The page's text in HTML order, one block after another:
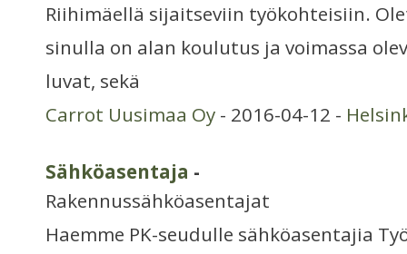
Riihimäellä sijaitseviin työkohteisiin.
sinulla on alan koulutus ja voimassa
luvat, sekä
Carrot Uusimaa Oy - 2016-04-12 -
Sähköasentaja -
Rakennussähköasentajat
Haemme PK-seudulle sähköasentajia